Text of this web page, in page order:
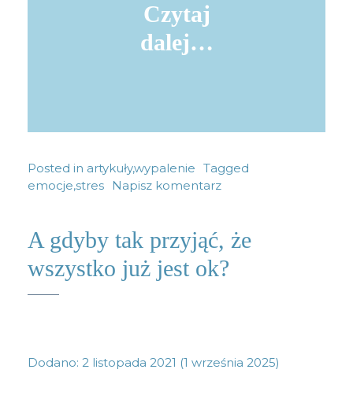
Czytaj
dalej…
Posted in artykuły,wypalenie Tagged
emocje,stres Napisz komentarz
A gdyby tak przyjąć, że
wszystko już jest ok?
Dodano: 2 listopada 2021 (1 września 2025)